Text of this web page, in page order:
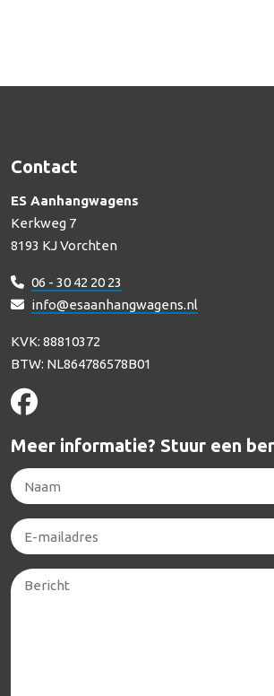
Contact
ES Aanhangwagens
Kerkweg 7
8193 KJ Vorchten
06 - 30 42 20 23
info@esaanhangwagens.nl
KVK: 88810372
BTW: NL864786578B01
Meer informatie? Stuur een
Naam
*
E-
mailadres
*
Bericht